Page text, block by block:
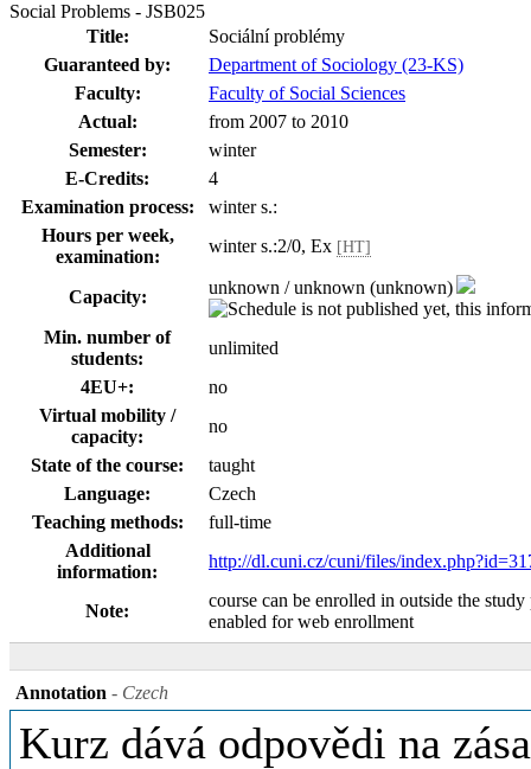
Social Problems - JSB025
Title:
Sociální problémy
Guaranteed by:
Department of Sociology (23-KS)
Faculty:
Faculty of Social Sciences
Actual:
from 2007 to 2010
Semester:
winter
E-Credits:
4
Examination process:
winter s.:
Hours per week,
examination:
winter s.:2/0, Ex [HT]
Capacity: unknown / unknown (unknown)
Min. number of
students:
unlimited
4EU+:
no
Virtual mobility /
capacity:
no
State of the course:
taught
Language:
Czech
Teaching methods:
full-time
Additional
information:
http://dl.cuni.cz/cuni/files/
Note:
course can be enrolled in outside the study
enabled for web enrollment
Annotation - Czech
Kurz dává odpovědi na